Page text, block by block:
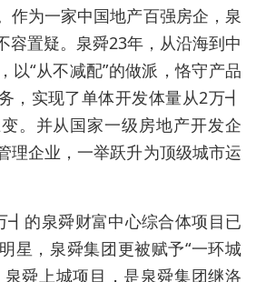
作为一家中国地产百强房企，泉
容置疑。泉舜23年，从沿海到中
以“从不减配”的做派，恪守产品
，实现了单体开发体量从2万┫
。并从国家一级房地产开发企
理企业，一举跃升为顶级城市运
┫的泉舜财富中心综合体项目已
星，泉舜集团更被赋予“一环城
舜上城项目，是泉舜集团继洛